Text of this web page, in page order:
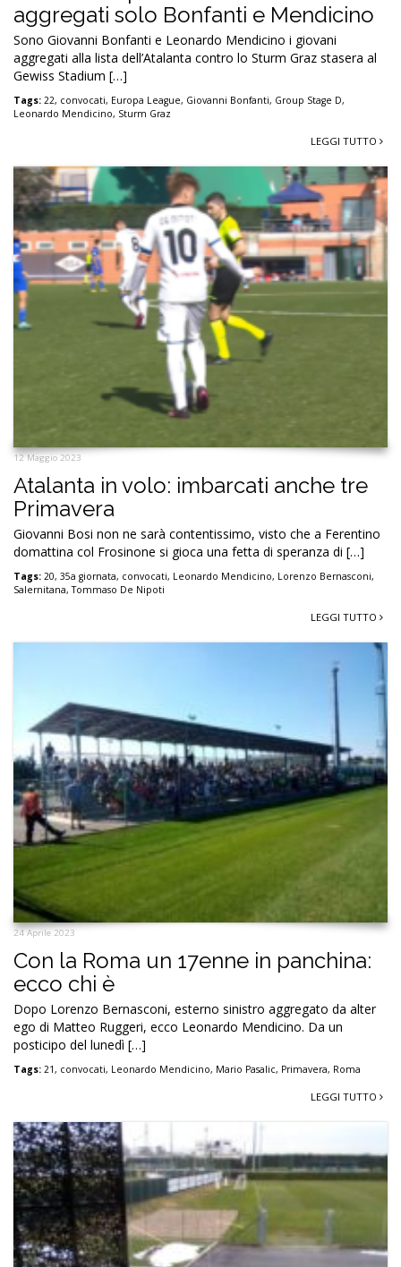
aggregati solo Bonfanti e Mendicino
Sono Giovanni Bonfanti e Leonardo Mendicino i giovani
aggregati alla lista dell’Atalanta contro lo Sturm Graz stasera al
Gewiss Stadium […]
Tags: 22, convocati, Europa League, Giovanni Bonfanti, Group Stage D,
Leonardo Mendicino, Sturm Graz
LEGGI TUTTO
12 Maggio 2023
Atalanta in volo: imbarcati anche tre
Primavera
Giovanni Bosi non ne sarà contentissimo, visto che a Ferentino
domattina col Frosinone si gioca una fetta di speranza di […]
Tags: 20, 35a giornata, convocati, Leonardo Mendicino, Lorenzo Bernasconi,
Salernitana,Tommaso De Nipoti
LEGGI TUTTO
24 Aprile 2023
Con la Roma un 17enne in panchina:
ecco chi è
Dopo Lorenzo Bernasconi, esterno sinistro aggregato da alter
ego di Matteo Ruggeri, ecco Leonardo Mendicino. Da un
posticipo del lunedì […]
Tags: 21, convocati, Leonardo Mendicino, Mario Pasalic, Primavera, Roma
LEGGI TUTTO